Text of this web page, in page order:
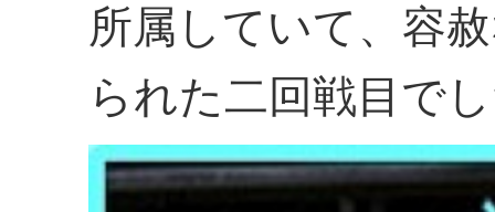
所属していて、容
られた二回戦目で